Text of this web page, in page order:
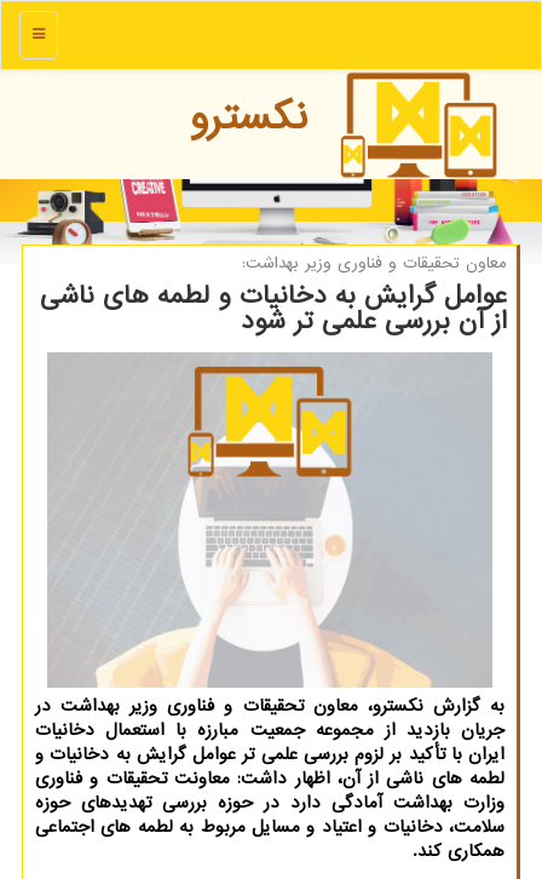
منو
نكسترو
معاون تحقیقات و فناوری وزیر بهداشت:
عوامل گرایش به دخانیات و لطمه های ناشی
از آن بررسی علمی تر شود
به گزارش نکسترو، معاون تحقیقات و فناوری وزیر بهداشت در
جریان بازدید از مجموعه جمعیت مبارزه با استعمال دخانیات
ایران با تأکید بر لزوم بررسی علمی تر عوامل گرایش به دخانیات و
لطمه های ناشی از آن، اظهار داشت: معاونت تحقیقات و فناوری
وزارت بهداشت آمادگی دارد در حوزه بررسی تهدیدهای حوزه
سلامت، دخانیات و اعتیاد و مسایل مربوط به لطمه های اجتماعی
همکاری کند.